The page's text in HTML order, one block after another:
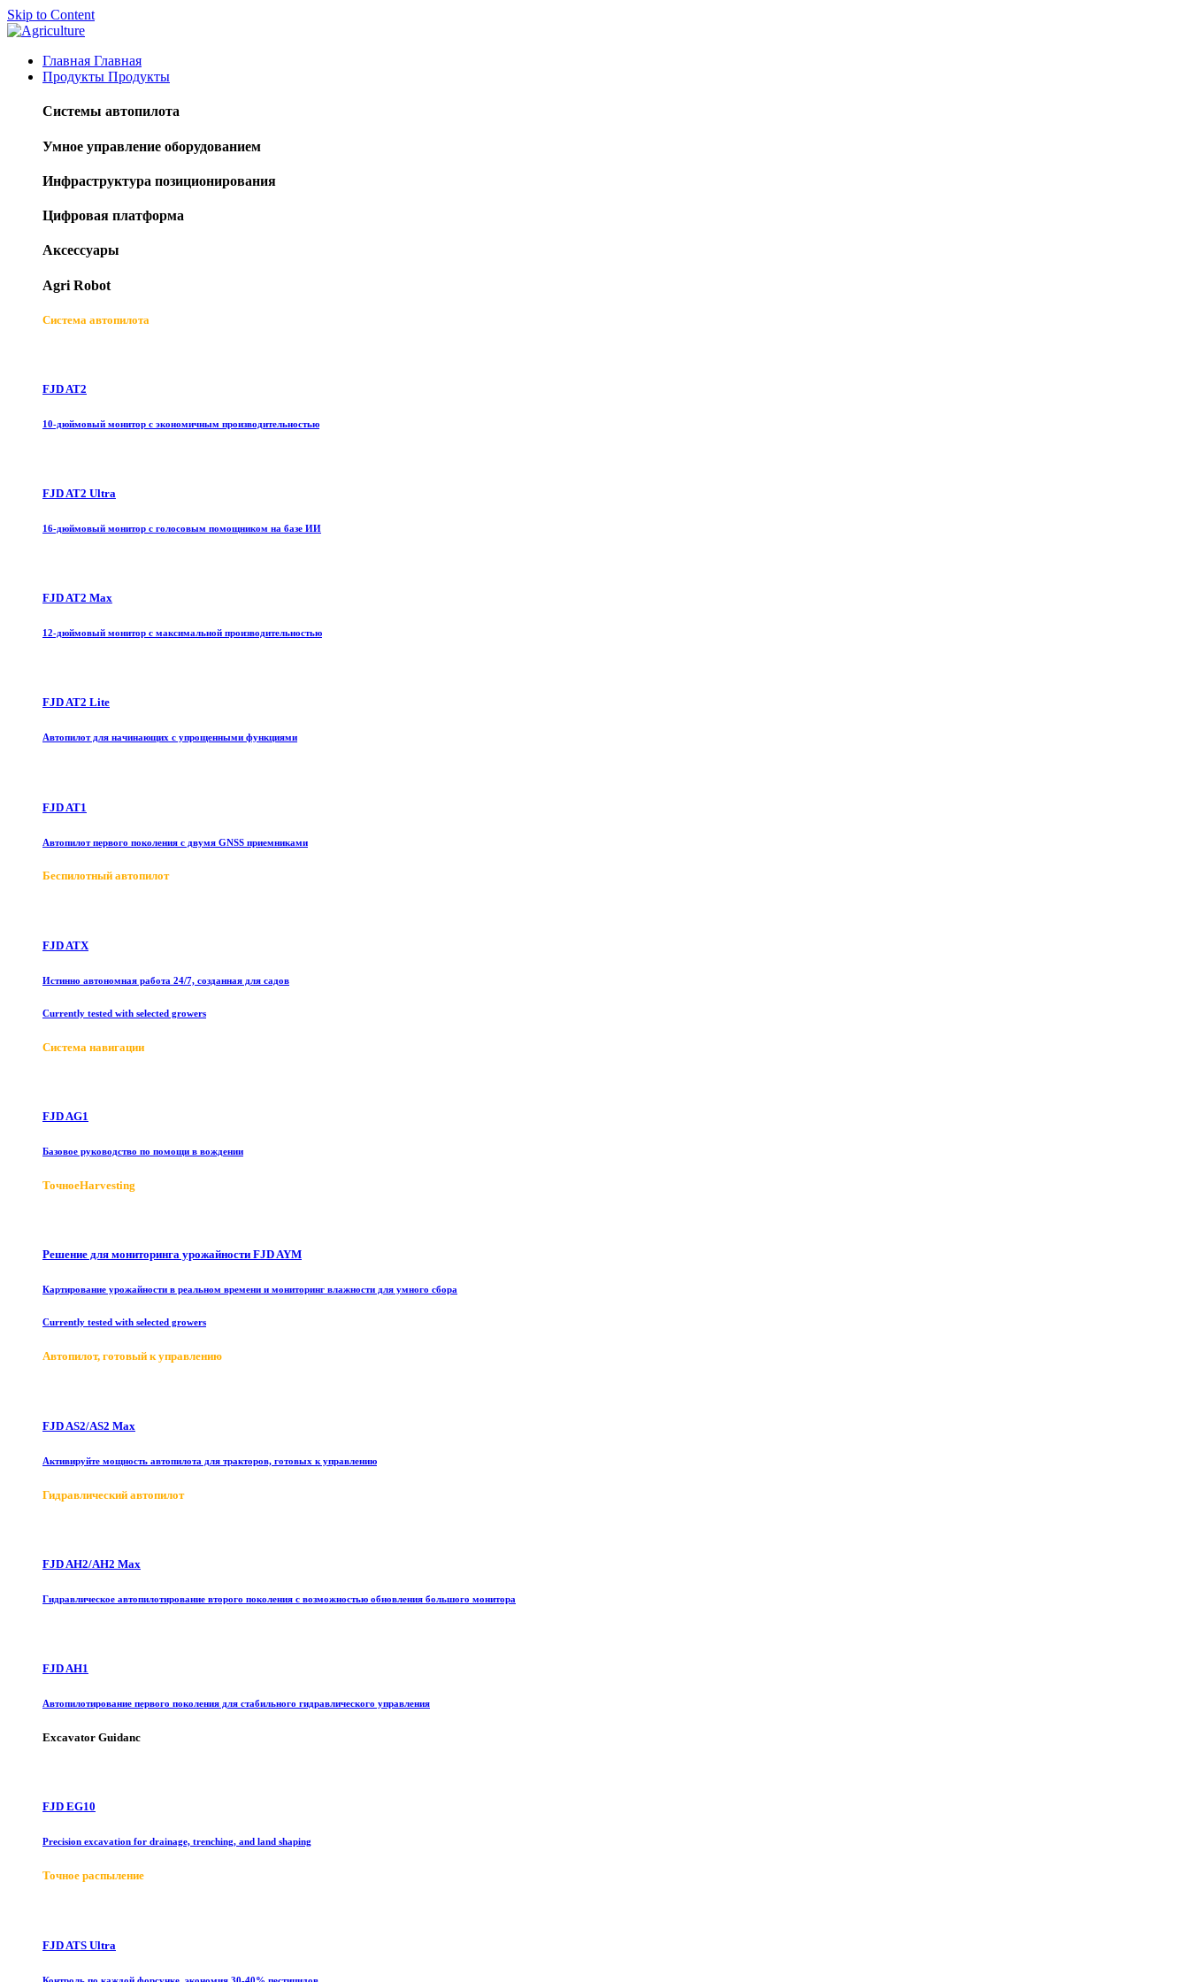
Skip to Content
Главная Главная
Продукты Продукты
Системы автопилота
Умное управление оборудованием
Инфраструктура позиционирования
Цифровая платформа
Аксессуары
Agri Robot
Система автопилота
FJD AT2
10-дюймовый монитор с экономичным производительностью
FJD AT2 Ultra
16-дюймовый монитор с голосовым помощником на базе ИИ
FJD AT2 Max
12-дюймовый монитор с максимальной производительностью
FJD AT2 Lite
Автопилот для начинающих с упрощенными функциями
FJD AT1
Автопилот первого поколения с двумя GNSS приемниками
Беспилотный автопилот
FJD ATX
Истинно автономная работа 24/7, созданная для садов
Currently tested with selected growers
Система навигации
FJD AG1
Базовое руководство по помощи в вождении
ТочноеHarvesting
Решение для мониторинга урожайности FJD AYM
Картирование урожайности в реальном времени и мониторинг влажности для умного сбора
Currently tested with selected growers
Автопилот, готовый к управлению
FJD AS2/AS2 Max
Активируйте мощность автопилота для тракторов, готовых к управлению
Гидравлический автопилот
FJD AH2/AH2 Max
Гидравлическое автопилотирование второго поколения с возможностью обновления большого монитора
FJD AH1
Автопилотирование первого поколения для стабильного гидравлического управления
Excavator Guidanc
FJD EG10
Precision excavation for drainage, trenching, and land shaping
Точное распыление
FJD ATS Ultra
Контроль по каждой форсунке, экономия 30-40% пестицидов